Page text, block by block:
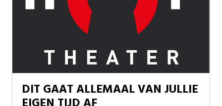
DIT GAAT ALLEMAAL VAN JULLIE